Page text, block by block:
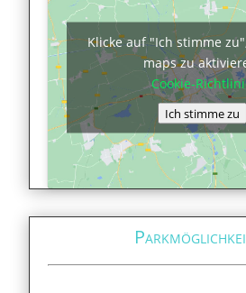
Klicke auf "Ich stimme
maps zu
Cookie-
Ich stimme zu